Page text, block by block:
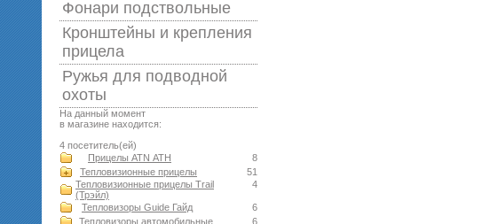
Фонари подствольные
Кронштейны и крепления
прицела
Ружья для подводной
оxоты
На данный момент
в магазине находится:
4 посетитель(ей)
8
Прицелы ATN АТН
51
Тепловизионные прицелы
4
Тепловизионные прицелы Trail
(Трэйл)
6
Тепловизоры Guide Гайд
6
Тепловизоры автомобильные